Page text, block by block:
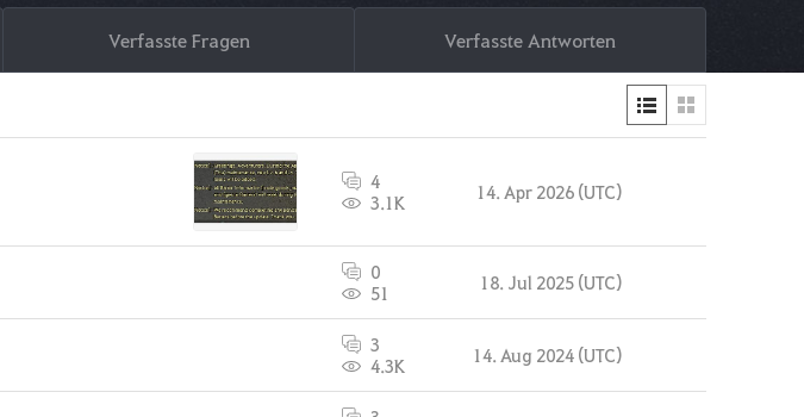
Verfasste Fragen Verfasste Antworten
4
3.1K
14. Apr 2026 (UTC)
0
51
18. Jul 2025 (UTC)
3
4.3K
14. Aug 2024 (UTC)